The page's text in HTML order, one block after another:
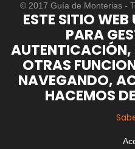
© 2017 Guía de Monterias -
ESTE SITIO
PARA
OTRAS
NAVEGANDO,
HACEMOS